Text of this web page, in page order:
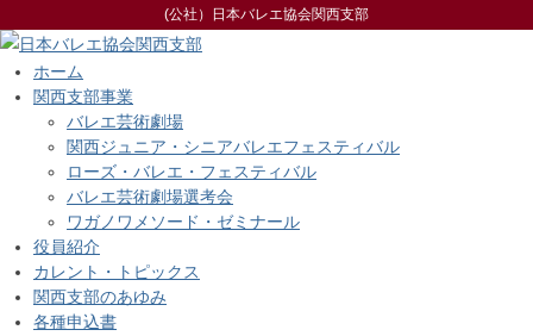
(公社）日本バレエ協会関西支部
ホーム
関西支部事業
バレエ芸術劇場
関西ジュニア・シニアバレエフェスティバル
ローズ・バレエ・フェスティバル
バレエ芸術劇場選考会
ワガノワメソード・ゼミナール
役員紹介
カレント・トピックス
関西支部のあゆみ
各種申込書